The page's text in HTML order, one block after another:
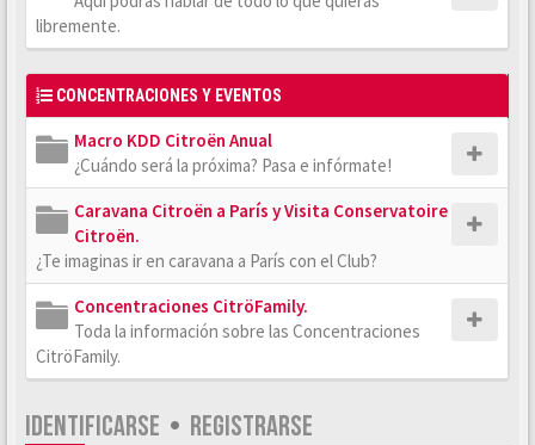
libremente.
CONCENTRACIONES Y EVENTOS
Macro KDD Citroën Anual
¿Cuándo será la próxima? Pasa e infórmate!
Caravana Citroën a París y Visita Conservatoire
Citroën.
¿Te imaginas ir en caravana a París con el Club?
Concentraciones CitröFamily.
Toda la información sobre las Concentraciones
CitröFamily.
IDENTIFICARSE • REGISTRARSE